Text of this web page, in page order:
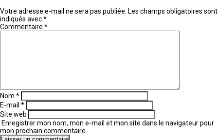
Votre adresse e-mail ne sera pas publiée. Les champs obligatoires sont
indiqués avec*
Commentaire *
Nom *
E-mail *
Site web
Enregistrer mon nom, mon e-mail et mon site dans le navigateur pour
mon prochain commentaire.